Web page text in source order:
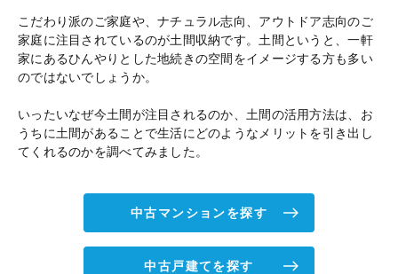
こだわり派のご家庭や、ナチュラル志向、アウトドア志向のご
家庭に注目されているのが土間収納です。土間というと、一軒
家にあるひんやりとした地続きの空間をイメージする方も多い
のではないでしょうか。
いったいなぜ今土間が注目されるのか、土間の活用方法は、お
うちに土間があることで生活にどのようなメリットを引き出し
てくれるのかを調べてみました。
中古マンションを探す
中古戸建てを探す